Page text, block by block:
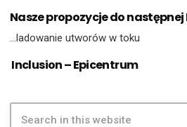
Nasze propozycje do następnej
…ladowanie utworów w toku
Inclusion – Epicentrum